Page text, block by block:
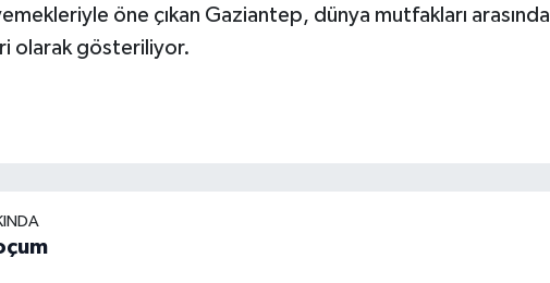
öne çıkan Gaziantep, dünya mutfakları arasında
olarak gösteriliyor.